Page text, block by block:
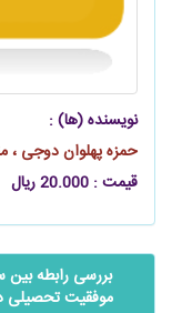
نویسنده (ها) :
حمزه پهلوان دوجی ،
قیمت : 20.000 ریال
بررسی رابطه
موفقیت تحصیلی